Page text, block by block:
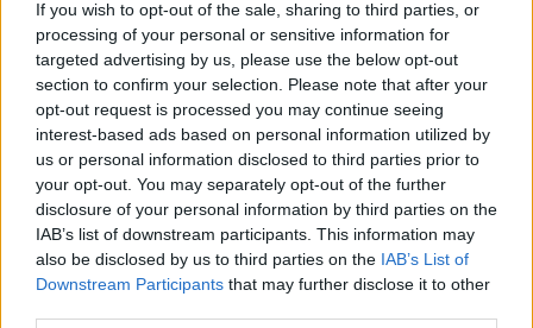
If you wish to opt-out of the sale, sharing to third parties, or
processing of your personal or sensitive information for
targeted advertising by us, please use the below opt-out
section to confirm your selection. Please note that after your
opt-out request is processed you may continue seeing
interest-based ads based on personal information utilized by
us or personal information disclosed to third parties prior to
your opt-out. You may separately opt-out of the further
disclosure of your personal information by third parties on the
IAB’s list of downstream participants. This information may
also be disclosed by us to third parties on the IAB’s List of
Downstream Participants that may further disclose it to other
pittura, quando senti che fa parte di te, e lavori con le mani, i
pennelli, un pezzo di stoffa, un bastoncino diventa tutto naturale e
poi basta ridursi per fare un’idea piccola o ingrandirsi per fare
un’opera gigante. Non voglio pormi limiti, il fatto di aver studiato la
tecnica e i materiali, restando anche affascinato dall’utilizzo di
elementi diversi, mi offre la possibilità di utilizzare differenti spartiti e
modalità tecniche innovative.
Ogni autore ha sempre dei progetti futuri. Quali sono le idee a
cui sta lavorando in questo periodo particolare di chiusura
nelle proprie abitazioni, nel proprio studio?
Ci sono varie iniziative in corso, una collettiva a Rimini, una mostra
degli artisti della collezione permanente alla Sede generale
dell’Unipol a Bologna, una mostra alla Chiesa della Spina a Pisa in